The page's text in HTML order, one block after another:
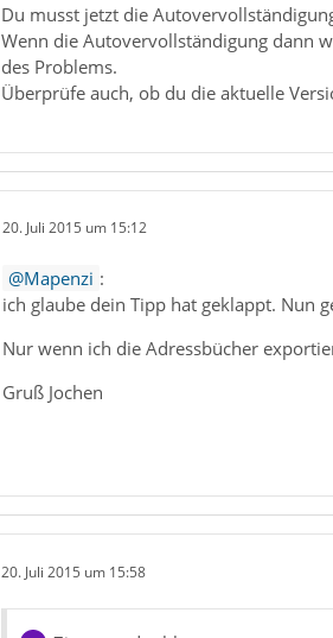
Du musst jetzt die
Wenn die Autovervollständigung dann
des Problems.
Überprüfe auch, ob du die aktuelle
20. Juli 2015 um 15:12
Mapenzi :
ich glaube dein Tipp hat geklappt. Nun
Nur wenn ich die Adressbücher
Gruß Jochen
20. Juli 2015 um 15:58